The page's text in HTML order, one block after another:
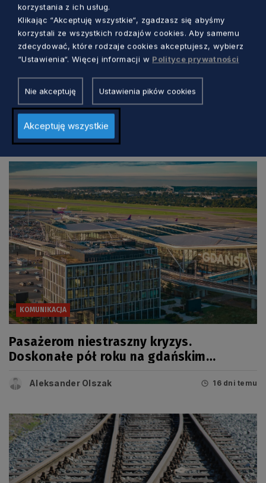
KOMUNIKACJA
Pomorska rewolucja kolejowa nabiera
tempa. Radni poznali szczegóły
Aleksander Olszak
KOMUNIKACJA
Pasażerom niestraszny kryzys.
Doskonałe pół roku na gdańskim
Aleksander Olszak 16 dni temu
korzystania z ich usług.
Klikając “Akceptuję wszystkie“, zgadzasz się abyśmy
korzystali ze wszystkich rodzajów cookies. Aby samemu
zdecydować, które rodzaje cookies akceptujesz, wybierz
“Ustawienia“. Więcej informacji w Polityce prywatności
Nie akceptuję Ustawienia pików cookies
Akceptuję wszystkie